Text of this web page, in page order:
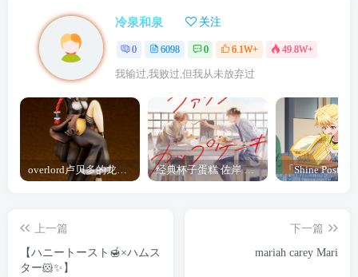
冷泉和泉 关注
0 6098 0 6.1W+ 49.8W+
我输过,我败过,但我从未放弃过
overlord卢贝多的龙王谁厉害 「Overlord」露普斯蕾琪娜·贝塔手办开订 经典杯子蛋糕 佐岸 漫画「经典杯子蛋糕」宣布真人日剧化
上一篇
【ハニートースト🍯×ハムス
ター🐹✨️】
下一篇
mariah carey Mari